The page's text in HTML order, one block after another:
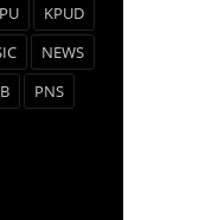
KPUD
NEWS
PNS